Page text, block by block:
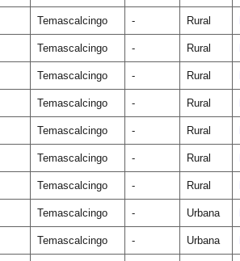
Temascalcingo - Rural
Temascalcingo - Rural
Temascalcingo - Rural
Temascalcingo - Rural
Temascalcingo - Rural
Temascalcingo - Rural
Temascalcingo - Rural
Temascalcingo - Urbana
Temascalcingo - Urbana